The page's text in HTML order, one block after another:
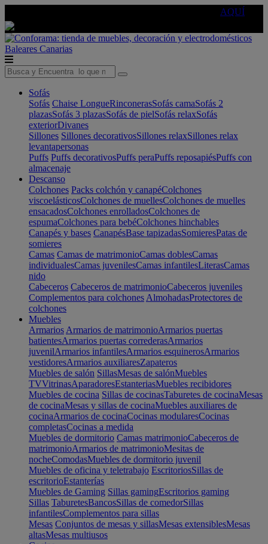
AQUÍ
Baleares Canarias
Sofás
Sofás Chaise LongueRinconerasSofás camaSofás 2
plazasSofás 3 plazasSofás de pielSofás relaxSofás
exteriorDivanes
Sillones Sillones decorativosSillones relaxSillones relax
levantapersonas
Puffs Puffs decorativosPuffs peraPuffs reposapiésPuffs con
almacenaje
Descanso
Colchones Packs colchón y canapéColchones
viscoelásticosColchones de muellesColchones de muelles
ensacadosColchones enrolladosColchones de
espumaColchones para bebéColchones hinchables
Canapés y bases CanapésBase tapizadasSomieresPatas de
somieres
Camas Camas de matrimonioCamas doblesCamas
individualesCamas juvenilesCamas infantilesLiterasCamas
nido
Cabeceros Cabeceros de matrimonioCabeceros juveniles
Complementos para colchones AlmohadasProtectores de
colchones
Muebles
Armarios Armarios de matrimonioArmarios puertas
batientesArmarios puertas correderasArmarios
juvenilArmarios infantilesArmarios esquinerosArmarios
vestidoresArmarios auxiliaresZapateros
Muebles de salón SillasMesas de salónMuebles
TVVitrinasAparadoresEstanteriasMuebles recibidores
Muebles de cocina Sillas de cocinasTaburetes de cocinaMesas
de cocinaMesas y sillas de cocinaMuebles auxiliares de
cocinaArmarios de cocinaCocinas modularesCocinas
completasCocinas a medida
Muebles de dormitorio Camas matrimonioCabeceros de
matrimonioArmarios de matrimonioMesitas de
nocheComodasMuebles de dormitorio juvenil
Muebles de oficina y teletrabajo EscritoriosSillas de
escritorioEstanterías
Muebles de Gaming Sillas gamingEscritorios gaming
Sillas TaburetesBancosSillas de comedorSillas
infantilesComplementos para sillas
Mesas Conjuntos de mesas y sillasMesas extensiblesMesas
altasMesas multiusos